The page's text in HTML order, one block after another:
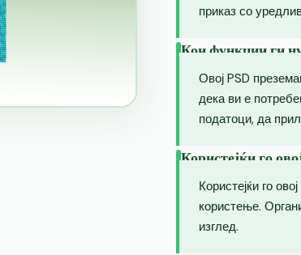
приказ со
Кои функции ги
Овој PSD
дека ви е
податоци, да
Користејќи го
Користејќи го
користење.
изглед.